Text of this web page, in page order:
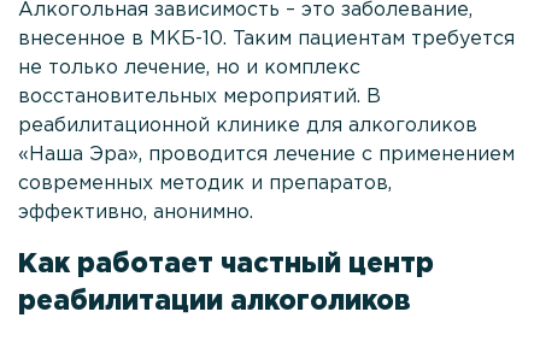
Кодирование Эспераль
Лечение игромании
Лечение наркомании
Анонимное снятие ломки
Процедура УБОД
Реабилитация наркозависимых
Кодирование Налтрексоном
Алкогольная зависимость – это заболевание,
внесенное в МКБ-10. Таким пациентам требуется
не только лечение, но и комплекс
восстановительных мероприятий. В
реабилитационной клинике для алкоголиков
«Наша Эра», проводится лечение с применением
современных методик и препаратов,
эффективно, анонимно.
Как работает частный центр
реабилитации алкоголиков